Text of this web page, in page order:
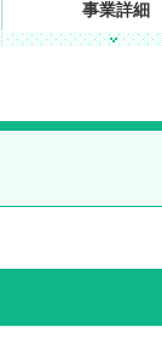
事業詳細